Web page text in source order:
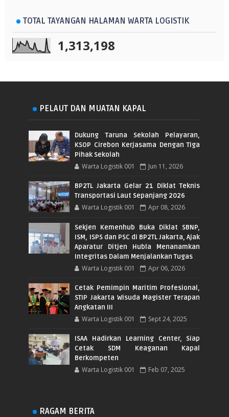
TOTAL TAYANGAN HALAMAN WARTA LOGISTIK
1,313,198
PELAUT DAN MUATAN KAPAL
Dukung Taruna Sekolah Pelayaran,
KSOP Cirebon Kerjasama Dengan Tiga
Pihak Sekolah
Warta Logistik 001 Jun 11, 2026
BP2TL Jakarta Gelar 21 Diklat Teknis
Transportasi Laut Sepanjang 2026
Warta Logistik 001 Apr 08, 2026
Sekjen Kemenhub Buka Diklat SBNP,
ISM, ISPS dan PSC di BP2TL Jakarta, Ajak
Aparatur Ditjen Hubla Menanamkan
Integritas Dalam Menjalankan Tugas
Warta Logistik 001 Apr 06, 2026
Cetak Pemimpin Maritim Profesional,
STIP Jakarta Wisuda Magister Terapan
Angkatan III
Warta Logistik 001 Sept 24, 2025
ISAA Hadirkan Learning Center, Siap
Cetak SDM Keaganan Kapal
Berkompeten
Warta Logistik 001 Feb 07, 2025
RAGAM BERITA